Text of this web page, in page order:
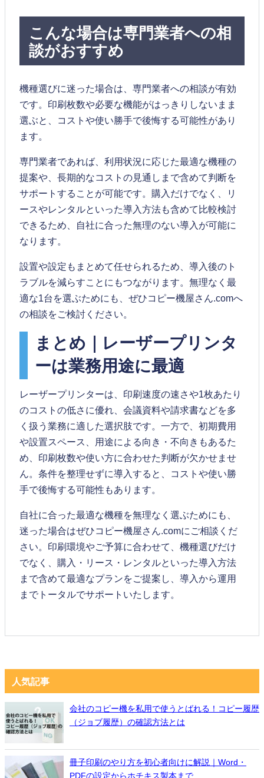
人気記事
会社のコピー機を私用で使うとばれる！コピー履歴
（ジョブ履歴）の確認方法とは
冊子印刷のやり方を初心者向けに解説｜Word・
PDFの設定からホチキス製本まで
こんな場合は専門業者への相
談がおすすめ
機種選びに迷った場合は、専門業者への相談が有効
です。印刷枚数や必要な機能がはっきりしないまま
選ぶと、コストや使い勝手で後悔する可能性があり
ます。
専門業者であれば、利用状況に応じた最適な機種の
提案や、長期的なコストの見通しまで含めて判断を
サポートすることが可能です。購入だけでなく、リ
ースやレンタルといった導入方法も含めて比較検討
できるため、自社に合った無理のない導入が可能に
なります。
設置や設定もまとめて任せられるため、導入後のト
ラブルを減らすことにもつながります。無理なく最
適な1台を選ぶためにも、ぜひコピー機屋さん.comへ
の相談をご検討ください。
まとめ｜レーザープリンタ
ーは業務用途に最適
レーザープリンターは、印刷速度の速さや1枚あたり
のコストの低さに優れ、会議資料や請求書などを多
く扱う業務に適した選択肢です。一方で、初期費用
や設置スペース、用途による向き・不向きもあるた
め、印刷枚数や使い方に合わせた判断が欠かせませ
ん。条件を整理せずに導入すると、コストや使い勝
手で後悔する可能性もあります。
自社に合った最適な機種を無理なく選ぶためにも、
迷った場合はぜひコピー機屋さん.comにご相談くだ
さい。印刷環境やご予算に合わせて、機種選びだけ
でなく、購入・リース・レンタルといった導入方法
まで含めて最適なプランをご提案し、導入から運用
までトータルでサポートいたします。